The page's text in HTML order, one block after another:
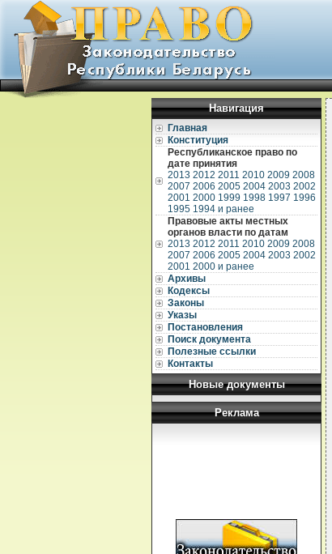
Навигация
Главная
Конституция
Республиканское право по
дате принятия
2013 2012 2011 2010 2009 2008
2007 2006 2005 2004 2003 2002
2001 2000 1999 1998 1997 1996
1995 1994 и ранее
Правовые акты местных
органов власти по датам
2013 2012 2011 2010 2009 2008
2007 2006 2005 2004 2003 2002
2001 2000 и ранее
Архивы
Кодексы
Законы
Указы
Постановления
Поиск документа
Полезные ссылки
Контакты
Новые документы
Реклама